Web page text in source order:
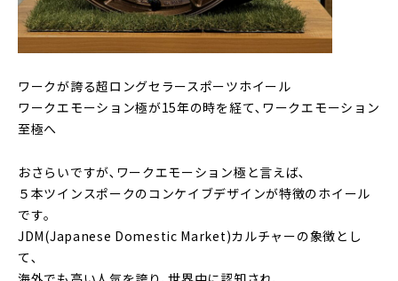
ワークが誇る超ロングセラースポーツホイール
ワークエモーション極が15年の時を経て､ワークエモーション
至極へ
おさらいですが､ワークエモーション極と言えば､
５本ツインスポークのコンケイブデザインが特徴のホイール
です｡
JDM(Japanese Domestic Market)カルチャーの象徴とし
て､